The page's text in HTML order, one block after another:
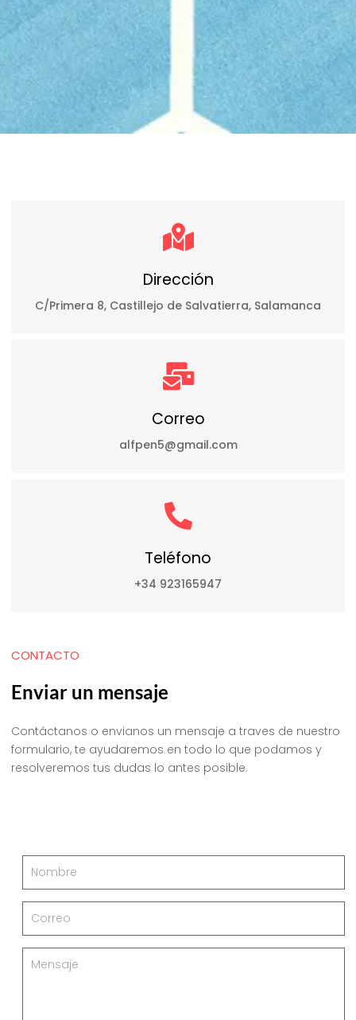
Dirección
C/Primera 8, Castillejo de Salvatierra, Salamanca
Correo
alfpen5@gmail.com
Teléfono
+34 923165947
CONTACTO
Enviar un mensaje
Contáctanos o envianos un mensaje a traves de nuestro
formulario, te ayudaremos en todo lo que podamos y
resolveremos tus dudas lo antes posible.